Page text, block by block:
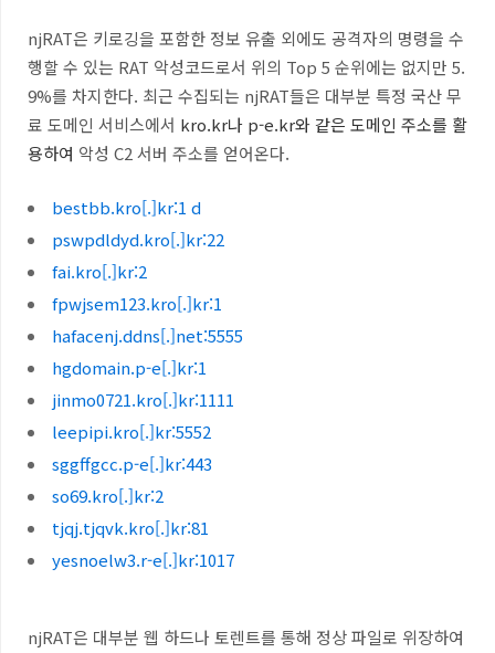
njRAT은 키로깅을 포함한 정보 유출 외에도 공격자의 명령을 수
행할 수 있는 RAT 악성코드로서 위의 Top 5 순위에는 없지만 5.
9%를 차지한다. 최근 수집되는 njRAT들은 대부분 특정 국산 무
료 도메인 서비스에서 kro.kr나 p-e.kr와 같은 도메인 주소를 활
용하여 악성 C2 서버 주소를 얻어온다.
bestbb.kro[.]kr:1 d
pswpdldyd.kro[.]kr:22
fai.kro[.]kr:2
fpwjsem123.kro[.]kr:1
hafacenj.ddns[.]net:5555
hgdomain.p-e[.]kr:1
jinmo0721.kro[.]kr:1111
leepipi.kro[.]kr:5552
sggffgcc.p-e[.]kr:443
so69.kro[.]kr:2
tjqj.tjqvk.kro[.]kr:81
yesnoelw3.r-e[.]kr:1017
njRAT은 대부분 웹 하드나 토렌트를 통해 정상 파일로 위장하여